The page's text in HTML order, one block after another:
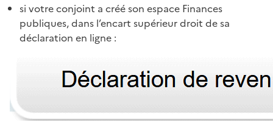
si votre conjoint a créé son espace Finances
publiques, dans l’encart supérieur droit de sa
déclaration en ligne :